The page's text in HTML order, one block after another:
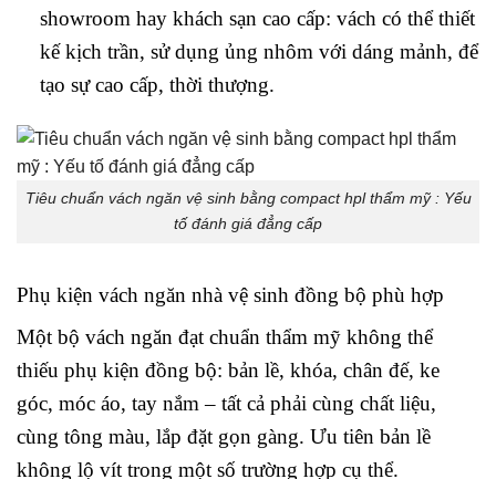
showroom hay khách sạn cao cấp: vách có thể thiết
kế kịch trần, sử dụng ủng nhôm với dáng mảnh, để
tạo sự cao cấp, thời thượng.
Tiêu chuẩn vách ngăn vệ sinh bằng compact hpl thẩm mỹ : Yếu
tố đánh giá đẳng cấp
Phụ kiện vách ngăn nhà vệ sinh đồng bộ phù hợp
Một bộ vách ngăn đạt chuẩn thẩm mỹ không thể
thiếu phụ kiện đồng bộ: bản lề, khóa, chân đế, ke
góc, móc áo, tay nắm – tất cả phải cùng chất liệu,
cùng tông màu, lắp đặt gọn gàng. Ưu tiên bản lề
không lộ vít trong một số trường hợp cụ thể.